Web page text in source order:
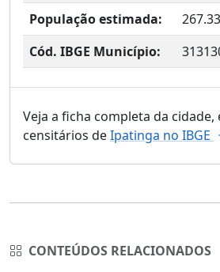
População estimada:
Cód. IBGE Município:
Veja a ficha completa da
censitários deIpatinga no IBGE
CONTEÚDOS RELACIONADOS